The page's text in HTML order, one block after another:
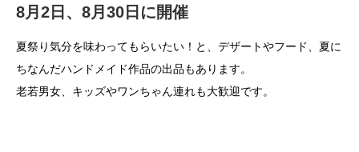
8月2日、8月30日に開催
夏祭り気分を味わってもらいたい！と、デザートやフード、夏に
ちなんだハンドメイド作品の出品もあります。
老若男女、キッズやワンちゃん連れも大歓迎です。